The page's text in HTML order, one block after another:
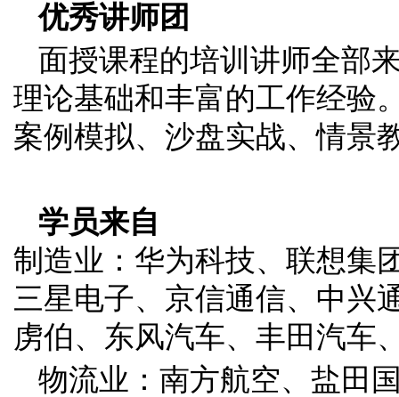
优秀讲师团
面授课程的培训讲师全部
理论基础和丰富的工作经验
案例模拟、沙盘实战、情景
学员来自
制造业：华为科技、联想集
三星电子、京信通信、中兴
虏伯、东风汽车、丰田汽车
物流业：南方航空、盐田